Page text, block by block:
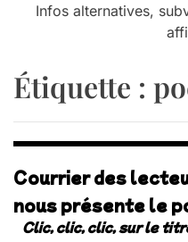
Infos alternatives,
Étiquette :
Courrier des
nous présente le